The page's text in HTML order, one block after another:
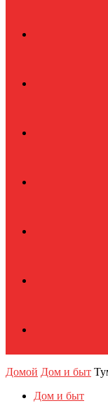
Домой Дом и быт
Дом и быт